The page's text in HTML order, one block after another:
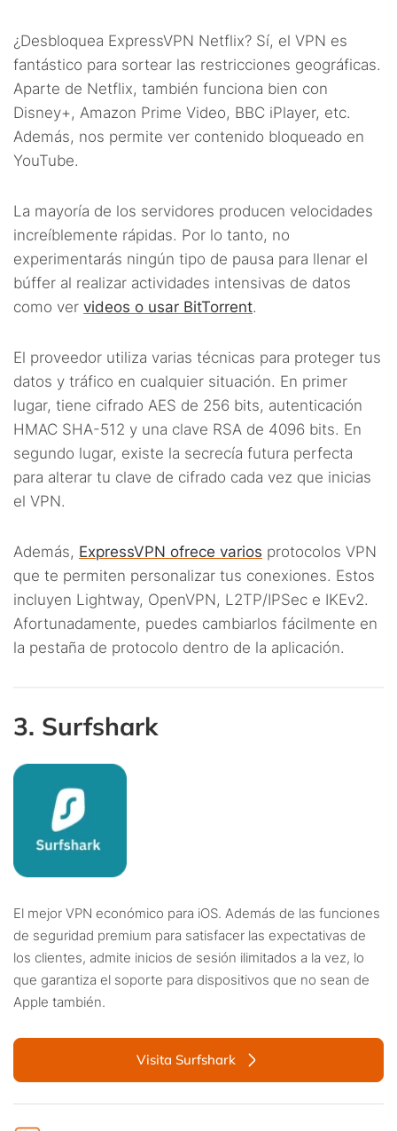
¿Desbloquea ExpressVPN Netflix? Sí, el VPN es
fantástico para sortear las restricciones geográficas.
Aparte de Netflix, también funciona bien con
Disney+, Amazon Prime Video, BBC iPlayer, etc.
Además, nos permite ver contenido bloqueado en
YouTube.
La mayoría de los servidores producen velocidades
increíblemente rápidas. Por lo tanto, no
experimentarás ningún tipo de pausa para llenar el
búffer al realizar actividades intensivas de datos
como ver videos o usar BitTorrent.
El proveedor utiliza varias técnicas para proteger tus
datos y tráfico en cualquier situación. En primer
lugar, tiene cifrado AES de 256 bits, autenticación
HMAC SHA-512 y una clave RSA de 4096 bits. En
segundo lugar, existe la secrecía futura perfecta
para alterar tu clave de cifrado cada vez que inicias
el VPN.
Además, ExpressVPN ofrece varios protocolos VPN
que te permiten personalizar tus conexiones. Estos
incluyen Lightway, OpenVPN, L2TP/IPSec e IKEv2.
Afortunadamente, puedes cambiarlos fácilmente en
la pestaña de protocolo dentro de la aplicación.
3. Surfshark
El mejor VPN económico para iOS. Además de las funciones
de seguridad premium para satisfacer las expectativas de
los clientes, admite inicios de sesión ilimitados a la vez, lo
que garantiza el soporte para dispositivos que no sean de
Apple también.
Visita Surfshark